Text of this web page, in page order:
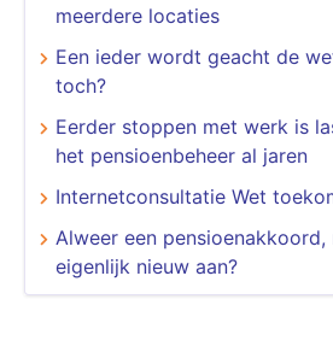
meerdere locaties
Een ieder wordt geacht de
toch?
Eerder stoppen met werk is
het pensioenbeheer al jaren
Internetconsultatie Wet
Alweer een
eigenlijk nieuw aan?